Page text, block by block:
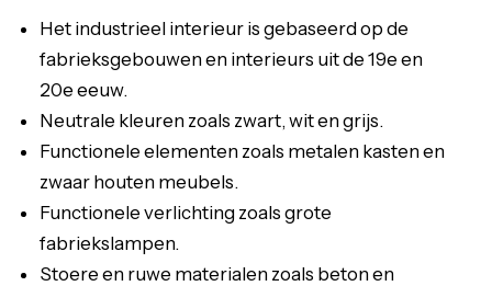
Het industrieel interieur is gebaseerd op de
fabrieksgebouwen en interieurs uit de 19e en
20e eeuw.
Neutrale kleuren zoals zwart, wit en grijs.
Functionele elementen zoals metalen kasten en
zwaar houten meubels.
Functionele verlichting zoals grote
fabriekslampen.
Stoere en ruwe materialen zoals beton en